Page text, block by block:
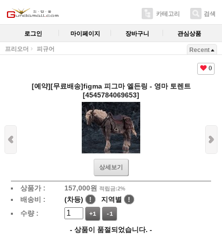
카테고리 검색
로그인 마이페이지 장바구니 관심상품
프리오더 피규어 Recent
0
[예약][무료배송]figma 피그마 엘든링 - 영마 토렌트
[4545784069653]
상세보기
상품가 : 157,000원 적립금:2%
배송비 : (차등) ! 지역별
!
수량 :
+1 -1
- 상품이 품절되었습니다. -